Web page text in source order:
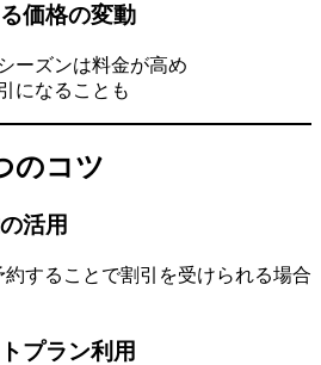
価格の変動
ーズンは料金が高め
になることも
のコツ
活用
することで割引を受けられる場合
プラン利用